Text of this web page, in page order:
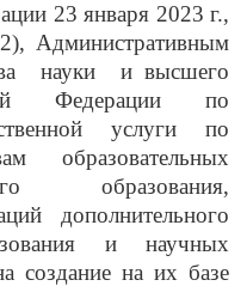
23 января 2023 г.,
Административным
науки и высшего
Федерации по
услуги по
образовательных
образования,
дополнительного
и научных
создание на их базе